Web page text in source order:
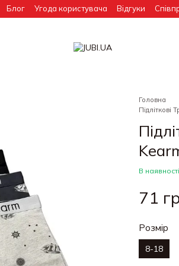
Блог Угода користувача Відгуки
Головна
В наявності
71
Розмір
8-18